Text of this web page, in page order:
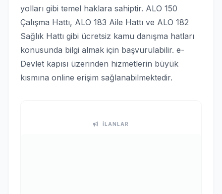
yolları gibi temel haklara sahiptir. ALO 150
Çalışma Hattı, ALO 183 Aile Hattı ve ALO 182
Sağlık Hattı gibi ücretsiz kamu danışma hatları
konusunda bilgi almak için başvurulabilir. e-
Devlet kapısı üzerinden hizmetlerin büyük
kısmına online erişim sağlanabilmektedir.
İLANLAR